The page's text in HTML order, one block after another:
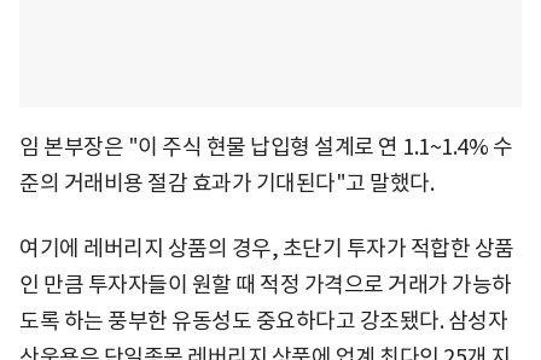
임 본부장은 "이 주식 현물 납입형 설계로 연 1.1~1.4% 수
준의 거래비용 절감 효과가 기대된다"고 말했다.
여기에 레버리지 상품의 경우, 초단기 투자가 적합한 상품
인 만큼 투자자들이 원할 때 적정 가격으로 거래가 가능하
도록 하는 풍부한 유동성도 중요하다고 강조됐다. 삼성자